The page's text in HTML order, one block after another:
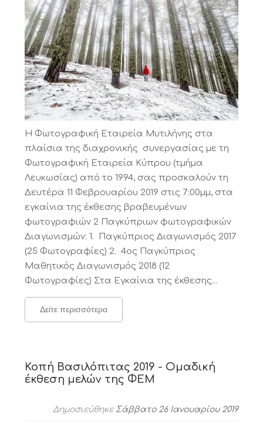
Η Φωτογραφική Εταιρεία Μυτιλήνης στα
πλαίσια της διαχρονικής συνεργασίας με τη
Φωτογραφική Εταιρεία Κύπρου (τμήμα
Λευκωσίας) από το 1994, σας προσκαλούν τη
Δευτέρα 11 Φεβρουαρίου 2019 στις 7:00μμ, στα
εγκαίνια της έκθεσης βραβευμένων
φωτογραφιών 2 Παγκύπριων φωτογραφικών
Διαγωνισμών: 1. Παγκύπριος Διαγωνισμός 2017
(25 Φωτογραφίες) 2. 4ος Παγκύπριος
Μαθητικός Διαγωνισμός 2018 (12
Φωτογραφίες) Στα Εγκαίνια της έκθεσης...
Δείτε περισσότερα
Κοπή Βασιλόπιτας 2019 - Ομαδική
έκθεση μελών της ΦΕΜ
Δημοσιεύθηκε Σάββατο 26 Ιανουαρίου 2019